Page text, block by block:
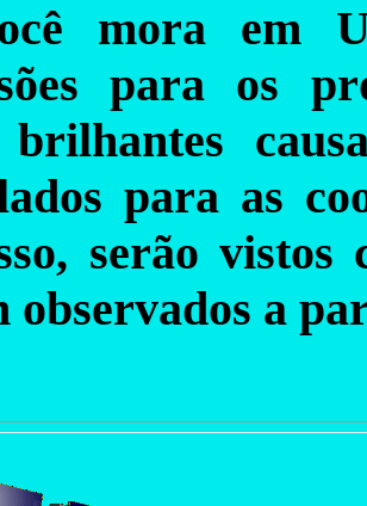
mora em
para os
brilhantes
para as
serão vistos
observados a